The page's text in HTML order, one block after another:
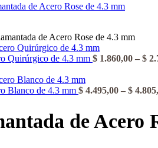
de Acero Rose de 4.3 mm
Quirúrgico de 4.3 mm $ 1.860,00 – $
Blanco de 4.3 mm $ 4.495,00 – $
de Acero